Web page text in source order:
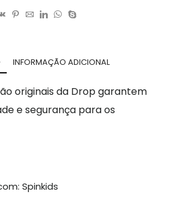
INFORMAÇÃO ADICIONAL
originais da Drop garantem
e segurança para os
Spinkids